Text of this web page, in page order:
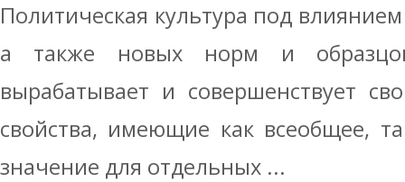
Политическая культура под
а также новых норм и
вырабатывает и совершенствует
свойства, имеющие как всеобщее,
значение для отдельных ...